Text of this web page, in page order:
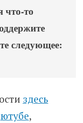
что-то
следующее:
здесь
ютубе,